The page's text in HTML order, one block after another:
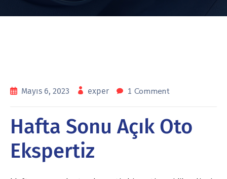
Mayıs 6, 2023 exper 1 Comment
Hafta Sonu Açık Oto
Ekspertiz